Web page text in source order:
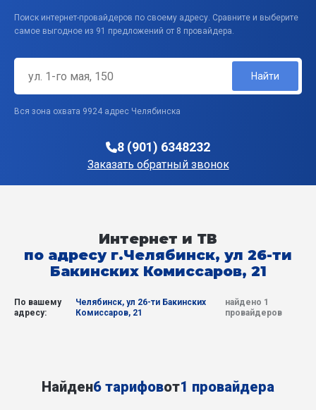
Поиск интернет-провайдеров по своему адресу. Сравните и выберите
самое выгодное из 91 предложений от 8 провайдера.
Найти
Вся зона охвата 9924 адрес Челябинска
8 (901) 6348232
Заказать обратный звонок
Интернет и ТВ
по адресу г.Челябинск, ул 26-ти
Бакинских Комиссаров, 21
По вашему
адресу:
Челябинск, ул 26-ти Бакинских
Комиссаров, 21
найдено 1
провайдеров
Найден6 тарифовот1 провайдера